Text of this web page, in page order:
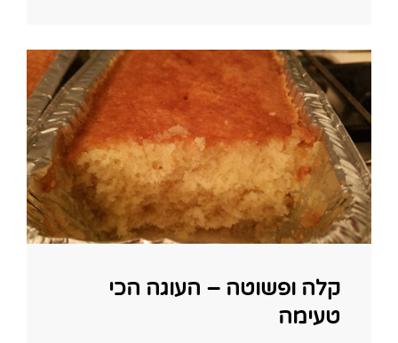
קלה ופשוטה – העוגה הכי
טעימה